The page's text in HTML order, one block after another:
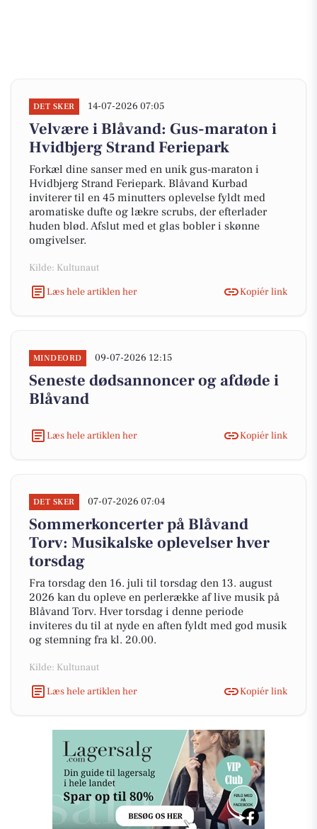
DET SKER 14-07-2026 07:05
Velvære i Blåvand: Gus-maraton i
Hvidbjerg Strand Feriepark
Forkæl dine sanser med en unik gus-maraton i
Hvidbjerg Strand Feriepark. Blåvand Kurbad
inviterer til en 45 minutters oplevelse fyldt med
aromatiske dufte og lækre scrubs, der efterlader
huden blød. Afslut med et glas bobler i skønne
omgivelser.
Kilde: Kultunaut
Læs hele artiklen her
Kopiér link
MINDEORD 09-07-2026 12:15
Seneste dødsannoncer og afdøde i
Blåvand
Læs hele artiklen her Kopiér link
DET SKER 07-07-2026 07:04
Sommerkoncerter på Blåvand
Torv: Musikalske oplevelser hver
torsdag
Fra torsdag den 16. juli til torsdag den 13. august
2026 kan du opleve en perlerække af live musik på
Blåvand Torv. Hver torsdag i denne periode
inviteres du til at nyde en aften fyldt med god musik
og stemning fra kl. 20.00.
Kilde: Kultunaut
Læs hele artiklen her
Kopiér link